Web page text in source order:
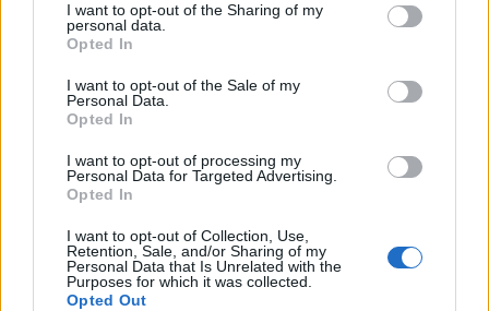
I want to opt-out of the Sharing of my
personal data.
Opted In
I want to opt-out of the Sale of my
Personal Data.
Opted In
I want to opt-out of processing my
Personal Data for Targeted Advertising.
Opted In
I want to opt-out of Collection, Use,
Retention, Sale, and/or Sharing of my
Personal Data that Is Unrelated with the
Purposes for which it was collected.
Opted Out
Címlapkép: Getty Images
#utazás
#bulgária
#Montenegró
#albánia
0 HOZZÁSZÓLÁS